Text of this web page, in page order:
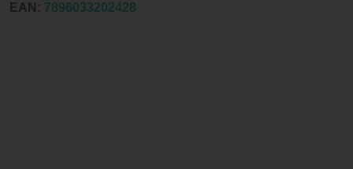
EAN: 7896033202428